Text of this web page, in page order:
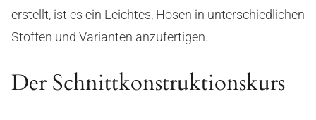
erstellt, ist es ein Leichtes, Hosen in unterschiedlichen
Stoffen und Varianten anzufertigen.
Der Schnittkonstruktionskurs